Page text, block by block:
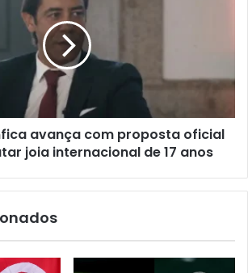
avança com proposta oficial
joia internacional de 17 anos